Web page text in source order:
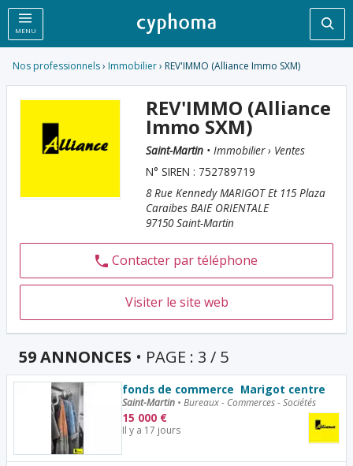
MENU
Nos professionnels› Immobilier› REV'IMMO (Alliance Immo SXM)
REV'IMMO (Alliance
Immo SXM)
Saint-Martin • Immobilier › Ventes
N° SIREN : 752789719
8 Rue Kennedy MARIGOT Et 115 Plaza
Caraibes BAIE ORIENTALE
97150 Saint-Martin
Contacter par téléphone
Visiter le site web
59 ANNONCES • PAGE : 3 / 5
fonds de commerce  Marigot centre
Saint-Martin • Bureaux - Commerces - Sociétés
15 000 €
Il y a 17 jours